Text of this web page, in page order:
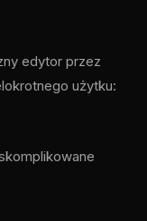
edytor przez
użytku: